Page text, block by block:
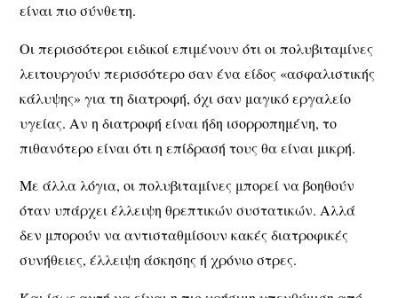
είναι πιο σύνθετη.
Οι περισσότεροι ειδικοί επιμένουν ότι οι πολυβιταμίνες
λειτουργούν περισσότερο σαν ένα είδος «ασφαλιστικής
κάλυψης» για τη διατροφή, όχι σαν μαγικό εργαλείο
υγείας. Αν η διατροφή είναι ήδη ισορροπημένη, το
πιθανότερο είναι ότι η επίδρασή τους θα είναι μικρή.
Με άλλα λόγια, οι πολυβιταμίνες μπορεί να βοηθούν
όταν υπάρχει έλλειψη θρεπτικών συστατικών. Αλλά
δεν μπορούν να αντισταθμίσουν κακές διατροφικές
συνήθειες, έλλειψη άσκησης ή χρόνιο στρες.